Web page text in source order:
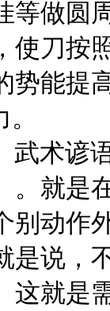
等做圆
使刀按
势能提
武术谚
。就是
别动作
是说，
这就是